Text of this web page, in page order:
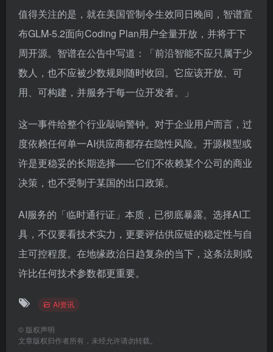
值得关注的是，就在美国管制令生效同日晚间，智谱宣
布GLM-5.2面向Coding Plan用户全量开放，并将于下
周开源。智谱在公告中写道：「前沿智能不应只属于少
数人，也不应被少数规则随时收回。它应该开放、可
用、可构建，并服务于每一位开发者。」
这一事件给整个行业敲响警钟。对于企业用户而言，过
度依赖任何单一AI供应商都存在隐性风险。开源模型或
许是更稳妥的长期选择——它们不依赖某个公司的商业
决策，也不受制于某国的出口政策。
AI服务的「临时通行证」本质，已彻底暴露。选择AI工
具，不仅要看技术实力，更要评估供应链的稳定性与自
主可控程度。在地缘政治日趋复杂的当下，这条法则或
许比任何技术参数都更重要。
AI资讯
© 版权声明
文章版权归作者所有，未经允许请勿转载。